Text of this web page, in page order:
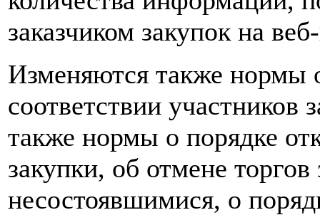
заказчиком закупок на
Изменяются также нормы
соответствии участников
также нормы о порядке
закупки, об отмене
несостоявшимися, о